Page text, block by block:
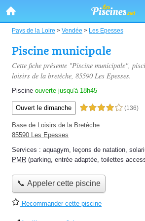
Pays de la Loire > Vendée > Les Epesses
Piscine municipale
Cette fiche présente "Piscine municipale",
loisirs de la bretèche, 85590 Les Epesses.
Piscine ouverte jusqu'à 18h45
Ouvert le dimanche 4,0 étoiles sur 5 (136)
Base de Loisirs de la Bretèche
85590 Les Epesses
Services : aquagym, leçons de natation,
PMR (parking, entrée adaptée, toilettes
📞 Appeler cette piscine
Recommander cette piscine